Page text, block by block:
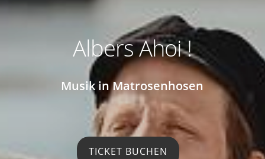
Albers Ahoi !
Musik in Matrosenhosen
TICKET BUCHEN